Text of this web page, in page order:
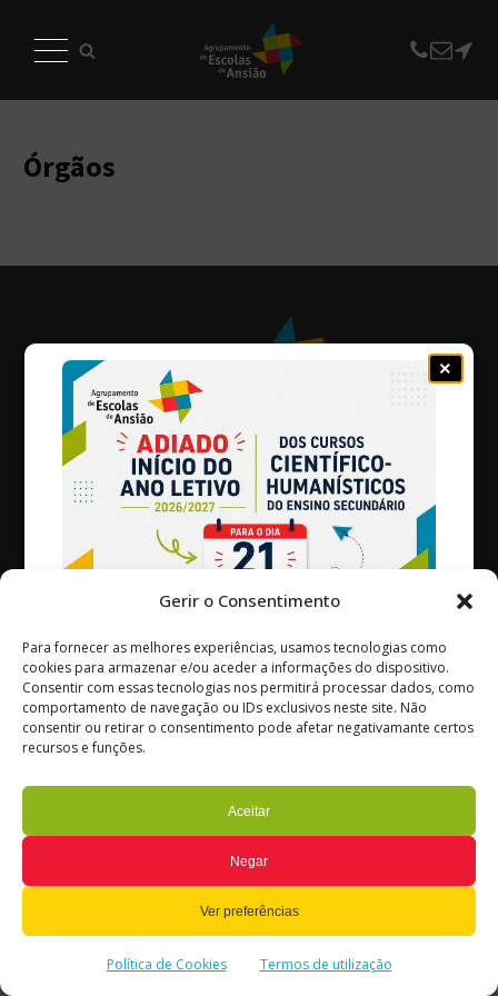
Gerir o Consentimento
Para fornecer as melhores experiências, usamos tecnologias como
cookies para armazenar e/ou aceder a informações do dispositivo.
Consentir com essas tecnologias nos permitirá processar dados, como
comportamento de navegação ou IDs exclusivos neste site. Não
consentir ou retirar o consentimento pode afetar negativamante certos
recursos e funções.
Aceitar
Negar
Ver preferências
Política de Cookies Termos de utilização
×
Órgãos
236 670 100
(chamada para a rede fixa nacional)
Avenida Coronel Vitorino Henriques Godinho
3240-154 – Ansião
Portugal
Todos os Direitos Reservados
Termos de Utilização
Política de Privacidade e Cookies
Gerir o consentimento